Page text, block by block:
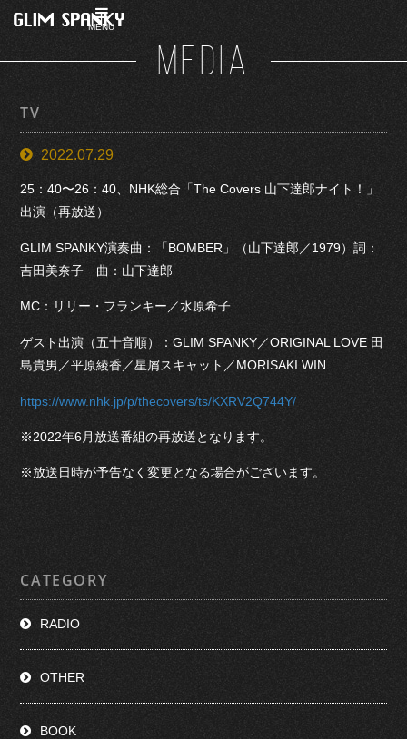
MENU
MEDIA
TV
2022.07.29
25：40〜26：40、NHK総合「The Covers 山下達郎ナイト！」
出演（再放送）
GLIM SPANKY演奏曲：「BOMBER」（山下達郎／1979）詞：
吉田美奈子 曲：山下達郎
MC：リリー・フランキー／水原希子
ゲスト出演（五十音順）：GLIM SPANKY／ORIGINAL LOVE 田
島貴男／平原綾香／星屑スキャット／MORISAKI WIN
https://www.nhk.jp/p/thecovers/ts/KXRV2Q744Y/
※2022年6月放送番組の再放送となります。
※放送日時が予告なく変更となる場合がございます。
CATEGORY
RADIO
OTHER
BOOK